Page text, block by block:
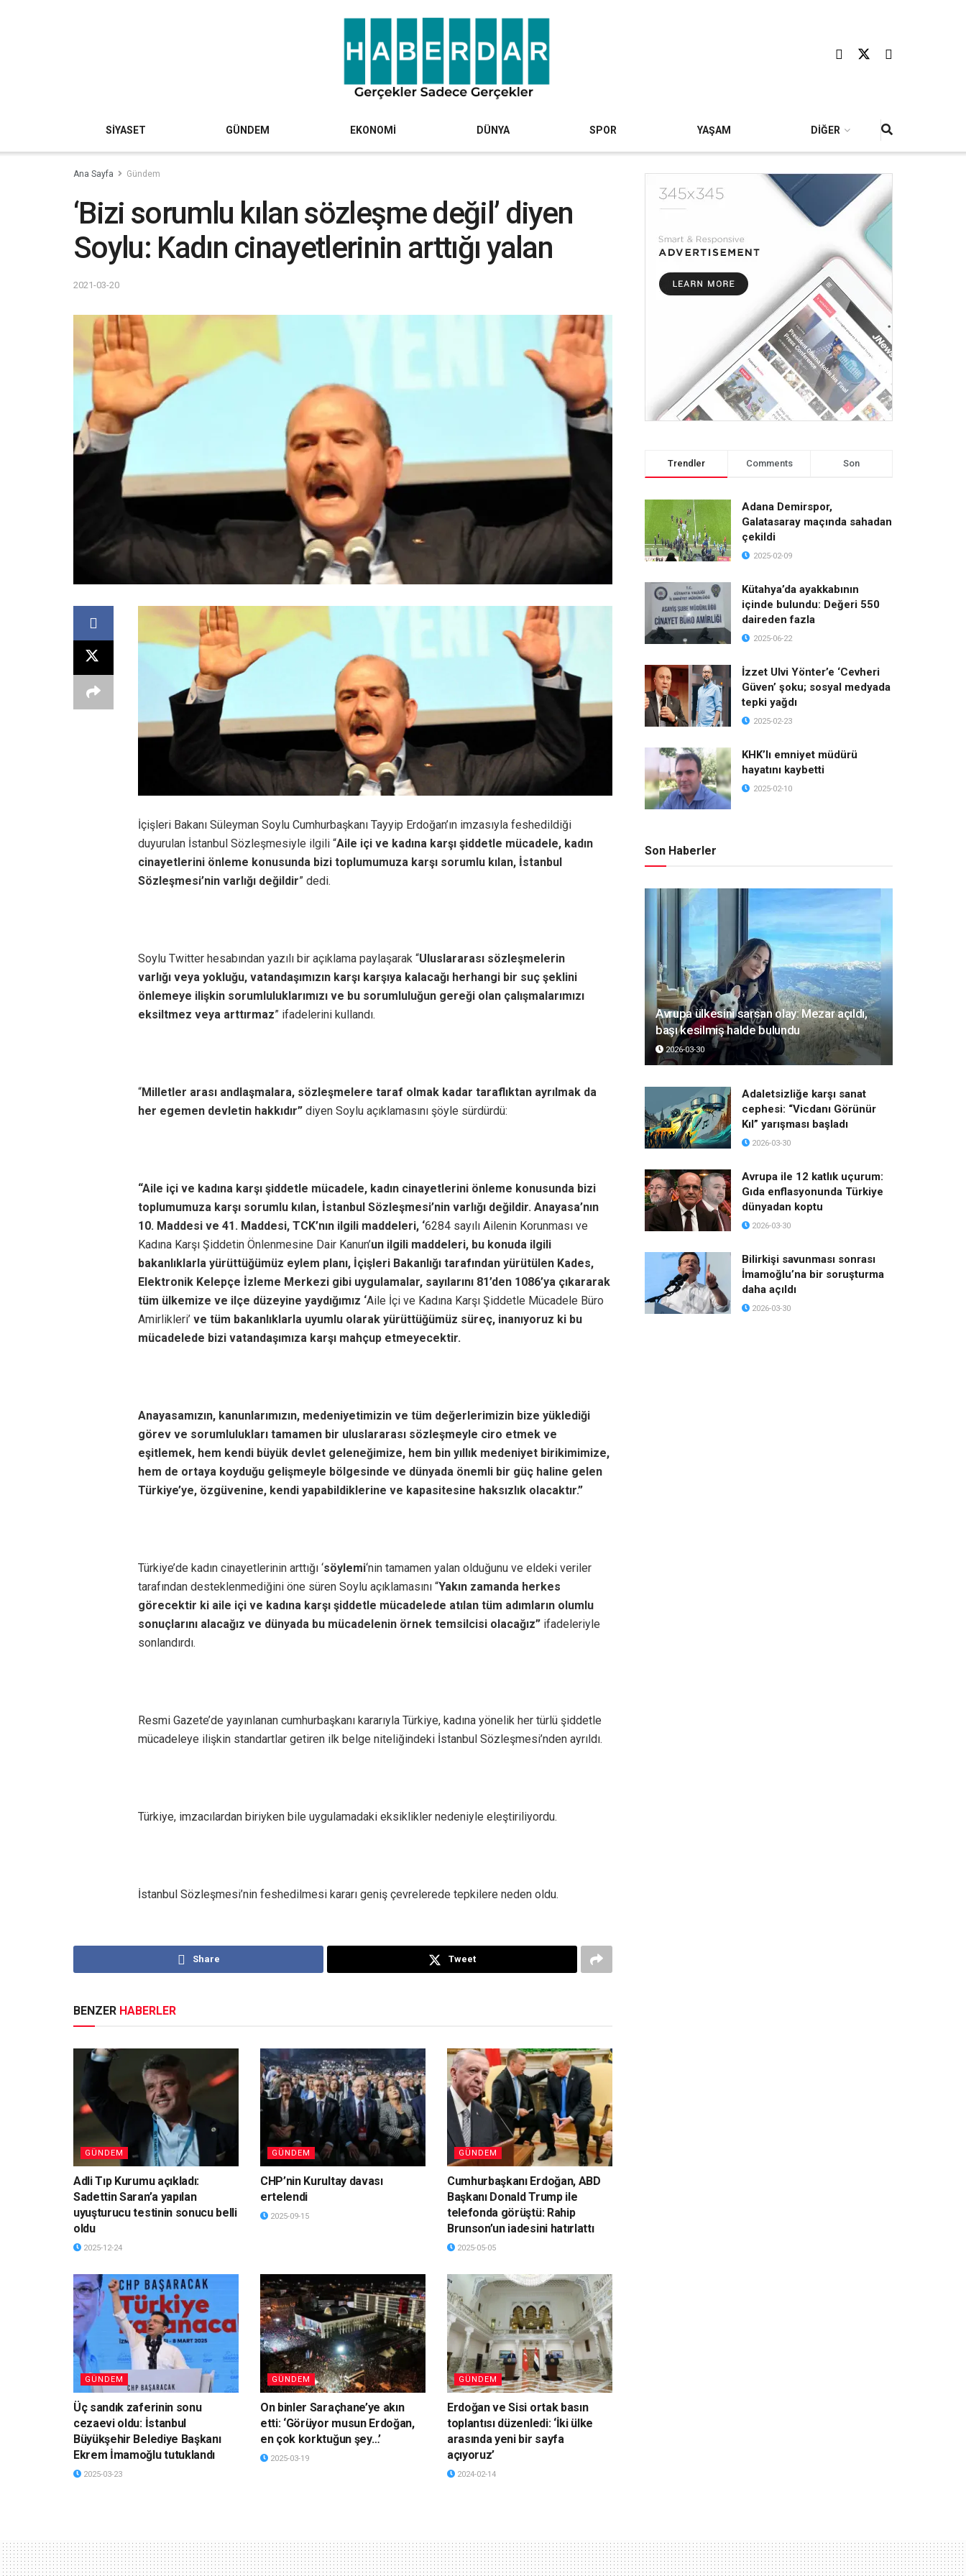
SİYASET GÜNDEM EKONOMİ DÜNYA SPOR YAŞAM DİĞER
Ana Sayfa Gündem
‘Bizi sorumlu kılan sözleşme değil’ diyen
Soylu: Kadın cinayetlerinin arttığı yalan
2021-03-20
İçişleri Bakanı Süleyman Soylu Cumhurbaşkanı Tayyip Erdoğan’ın imzasıyla feshedildiği
duyurulan İstanbul Sözleşmesiyle ilgili “Aile içi ve kadına karşı şiddetle mücadele, kadın
cinayetlerini önleme konusunda bizi toplumumuza karşı sorumlu kılan, İstanbul
Sözleşmesi’nin varlığı değildir” dedi.
Soylu Twitter hesabından yazılı bir açıklama paylaşarak “Uluslararası sözleşmelerin
varlığı veya yokluğu, vatandaşımızın karşı karşıya kalacağı herhangi bir suç şeklini
önlemeye ilişkin sorumluluklarımızı ve bu sorumluluğun gereği olan çalışmalarımızı
eksiltmez veya arttırmaz” ifadelerini kullandı.
“Milletler arası andlaşmalara, sözleşmelere taraf olmak kadar taraflıktan ayrılmak da
her egemen devletin hakkıdır” diyen Soylu açıklamasını şöyle sürdürdü:
“Aile içi ve kadına karşı şiddetle mücadele, kadın cinayetlerini önleme konusunda bizi
toplumumuza karşı sorumlu kılan, İstanbul Sözleşmesi’nin varlığı değildir. Anayasa’nın
10. Maddesi ve 41. Maddesi, TCK’nın ilgili maddeleri, ‘6284 sayılı Ailenin Korunması ve
Kadına Karşı Şiddetin Önlenmesine Dair Kanun’un ilgili maddeleri, bu konuda ilgili
bakanlıklarla yürüttüğümüz eylem planı, İçişleri Bakanlığı tarafından yürütülen Kades,
Elektronik Kelepçe İzleme Merkezi gibi uygulamalar, sayılarını 81’den 1086’ya çıkararak
tüm ülkemize ve ilçe düzeyine yaydığımız ‘Aile İçi ve Kadına Karşı Şiddetle Mücadele Büro
Amirlikleri’ ve tüm bakanlıklarla uyumlu olarak yürüttüğümüz süreç, inanıyoruz ki bu
mücadelede bizi vatandaşımıza karşı mahçup etmeyecektir.
Anayasamızın, kanunlarımızın, medeniyetimizin ve tüm değerlerimizin bize yüklediği
görev ve sorumlulukları tamamen bir uluslararası sözleşmeyle ciro etmek ve
eşitlemek, hem kendi büyük devlet geleneğimize, hem bin yıllık medeniyet birikimimize,
hem de ortaya koyduğu gelişmeyle bölgesinde ve dünyada önemli bir güç haline gelen
Türkiye’ye, özgüvenine, kendi yapabildiklerine ve kapasitesine haksızlık olacaktır.”
Türkiye’de kadın cinayetlerinin arttığı ‘söylemi‘nin tamamen yalan olduğunu ve eldeki veriler
tarafından desteklenmediğini öne süren Soylu açıklamasını “Yakın zamanda herkes
görecektir ki aile içi ve kadına karşı şiddetle mücadelede atılan tüm adımların olumlu
sonuçlarını alacağız ve dünyada bu mücadelenin örnek temsilcisi olacağız” ifadeleriyle
sonlandırdı.
Resmi Gazete’de yayınlanan cumhurbaşkanı kararıyla Türkiye, kadına yönelik her türlü şiddetle
mücadeleye ilişkin standartlar getiren ilk belge niteliğindeki İstanbul Sözleşmesi’nden ayrıldı.
Türkiye, imzacılardan biriyken bile uygulamadaki eksiklikler nedeniyle eleştiriliyordu.
İstanbul Sözleşmesi’nin feshedilmesi kararı geniş çevrelerede tepkilere neden oldu.
Share Tweet
BENZER HABERLER
GÜNDEM
Adli Tıp Kurumu açıkladı:
Sadettin Saran’a yapılan
uyuşturucu testinin sonucu belli
oldu
2025-12-24
GÜNDEM
CHP’nin Kurultay davası
ertelendi
2025-09-15
GÜNDEM
Cumhurbaşkanı Erdoğan, ABD
Başkanı Donald Trump ile
telefonda görüştü: Rahip
Brunson’un iadesini hatırlattı
2025-05-05
GÜNDEM
Üç sandık zaferinin sonu
cezaevi oldu: İstanbul
Büyükşehir Belediye Başkanı
Ekrem İmamoğlu tutuklandı
2025-03-23
GÜNDEM
On binler Saraçhane’ye akın
etti: ‘Görüyor musun Erdoğan,
en çok korktuğun şey…’
2025-03-19
GÜNDEM
Erdoğan ve Sisi ortak basın
toplantısı düzenledi: ‘İki ülke
arasında yeni bir sayfa
açıyoruz’
2024-02-14
Trendler Comments Son
Adana Demirspor,
Galatasaray maçında sahadan
çekildi
2025-02-09
Kütahya’da ayakkabının
içinde bulundu: Değeri 550
daireden fazla
2025-06-22
İzzet Ulvi Yönter’e ‘Cevheri
Güven’ şoku; sosyal medyada
tepki yağdı
2025-02-23
KHK’lı emniyet müdürü
hayatını kaybetti
2025-02-10
Son Haberler
Avrupa ülkesini sarsan olay: Mezar açıldı,
başı kesilmiş halde bulundu
2026-03-30
Adaletsizliğe karşı sanat
cephesi: “Vicdanı Görünür
Kıl” yarışması başladı
2026-03-30
Avrupa ile 12 katlık uçurum:
Gıda enflasyonunda Türkiye
dünyadan koptu
2026-03-30
Bilirkişi savunması sonrası
İmamoğlu’na bir soruşturma
daha açıldı
2026-03-30